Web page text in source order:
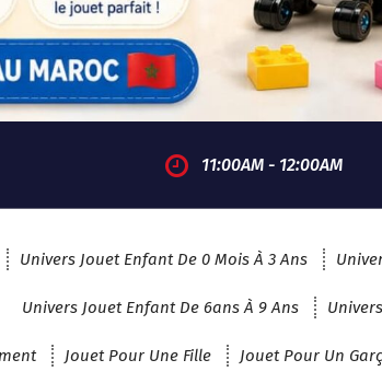
11:00AM - 12:00AM
Univers Jouet Enfant De 0 Mois À 3 Ans
Univers Jouet Enfant De 6ans À 9 Ans
Jouet Pour Une Fille Jouet Pour Un